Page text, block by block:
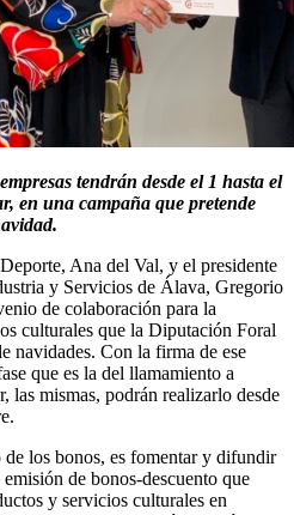
tendrán desde el 1 hasta el
en una campaña que pretende
Ana del Val, y el presidente
y Servicios de Álava, Gregorio
de colaboración para la
culturales que la Diputación Foral
navidades. Con la firma de ese
que es la del llamamiento a
las mismas, podrán realizarlo desde
los bonos, es fomentar y difundir
de bonos-descuento que
y servicios culturales en